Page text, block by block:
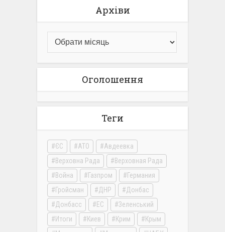
Архіви
Оголошення
Теги
ЄС АТО
Авдеевка
Верховна Рада
Верховная Рада
Война
Газпром
Германия
Гройсман
ДНР
Донбас
Донбасс
ЕС
Зеленський
Итоги
Киев Крим
Крым